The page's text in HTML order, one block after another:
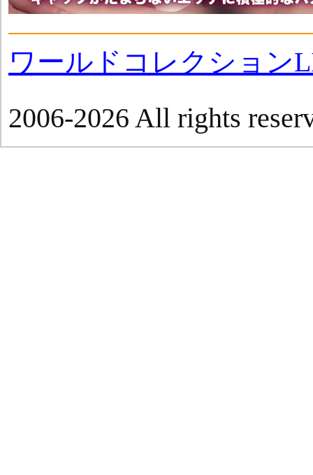
ワールドコレクション
2006-2026 All rights